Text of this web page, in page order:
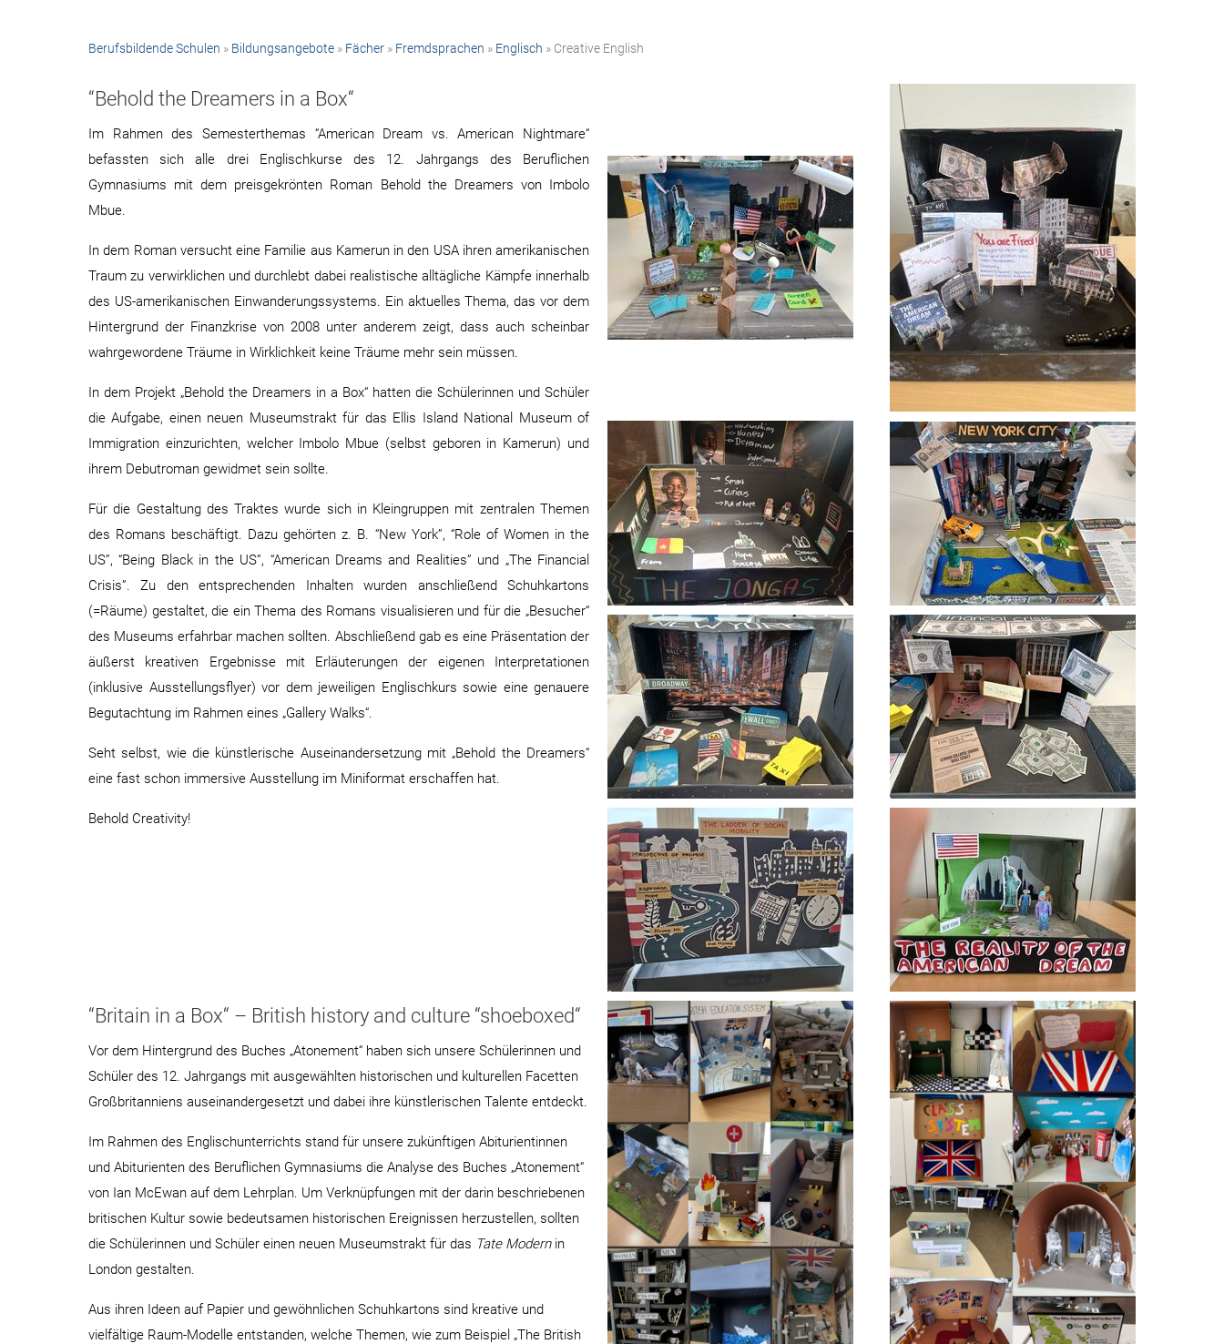
Berufsbildende Schulen » Bildungsangebote » Fächer » Fremdsprachen » Englisch » Creative English
“Behold the Dreamers in a Box“
Im Rahmen des Semesterthemas “American Dream vs. American Nightmare“
befassten sich alle drei Englischkurse des 12. Jahrgangs des Beruflichen
Gymnasiums mit dem preisgekrönten Roman Behold the Dreamers von Imbolo
Mbue.
In dem Roman versucht eine Familie aus Kamerun in den USA ihren amerikanischen
Traum zu verwirklichen und durchlebt dabei realistische alltägliche Kämpfe innerhalb
des US-amerikanischen Einwanderungssystems. Ein aktuelles Thema, das vor dem
Hintergrund der Finanzkrise von 2008 unter anderem zeigt, dass auch scheinbar
wahrgewordene Träume in Wirklichkeit keine Träume mehr sein müssen.
In dem Projekt „Behold the Dreamers in a Box“ hatten die Schülerinnen und Schüler
die Aufgabe, einen neuen Museumstrakt für das Ellis Island National Museum of
Immigration einzurichten, welcher Imbolo Mbue (selbst geboren in Kamerun) und
ihrem Debutroman gewidmet sein sollte.
Für die Gestaltung des Traktes wurde sich in Kleingruppen mit zentralen Themen
des Romans beschäftigt. Dazu gehörten z. B. “New York”, “Role of Women in the
US”, “Being Black in the US”, “American Dreams and Realities” und „The Financial
Crisis”. Zu den entsprechenden Inhalten wurden anschließend Schuhkartons
(=Räume) gestaltet, die ein Thema des Romans visualisieren und für die „Besucher“
des Museums erfahrbar machen sollten. Abschließend gab es eine Präsentation der
äußerst kreativen Ergebnisse mit Erläuterungen der eigenen Interpretationen
(inklusive Ausstellungsflyer) vor dem jeweiligen Englischkurs sowie eine genauere
Begutachtung im Rahmen eines „Gallery Walks“.
Seht selbst, wie die künstlerische Auseinandersetzung mit „Behold the Dreamers“
eine fast schon immersive Ausstellung im Miniformat erschaffen hat.
Behold Creativity!
“Britain in a Box“ – British history and culture “shoeboxed“
Vor dem Hintergrund des Buches „Atonement“ haben sich unsere Schülerinnen und
Schüler des 12. Jahrgangs mit ausgewählten historischen und kulturellen Facetten
Großbritanniens auseinandergesetzt und dabei ihre künstlerischen Talente entdeckt.
Im Rahmen des Englischunterrichts stand für unsere zukünftigen Abiturientinnen
und Abiturienten des Beruflichen Gymnasiums die Analyse des Buches „Atonement“
von Ian McEwan auf dem Lehrplan. Um Verknüpfungen mit der darin beschriebenen
britischen Kultur sowie bedeutsamen historischen Ereignissen herzustellen, sollten
die Schülerinnen und Schüler einen neuen Museumstrakt für das Tate Modernin
London gestalten.
Aus ihren Ideen auf Papier und gewöhnlichen Schuhkartons sind kreative und
vielfältige Raum-Modelle entstanden, welche Themen, wie zum Beispiel „The British